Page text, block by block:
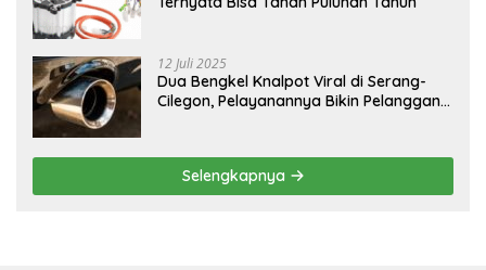
12 Juli 2025
Dua Bengkel Knalpot Viral di Serang-
Cilegon, Pelayanannya Bikin Pelanggan
Selengkapnya